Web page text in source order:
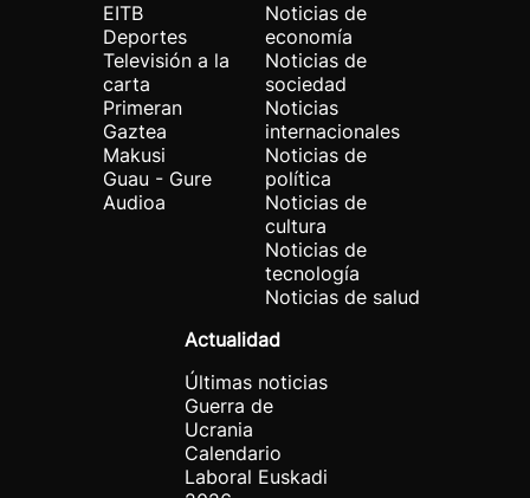
EITB
Deportes
Televisión a la
carta
Primeran
Gaztea
Makusi
Guau - Gure
Audioa
Noticias de
economía
Noticias de
sociedad
Noticias
internacionales
Noticias de
política
Noticias de
cultura
Noticias de
tecnología
Noticias de salud
Actualidad
Últimas noticias
Guerra de
Ucrania
Calendario
Laboral Euskadi